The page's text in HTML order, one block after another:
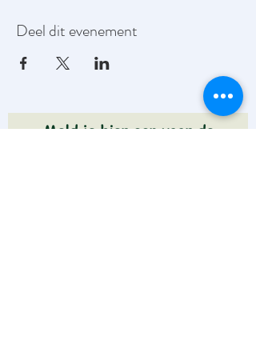
Deel dit evenement
Meld je hier aan voor de